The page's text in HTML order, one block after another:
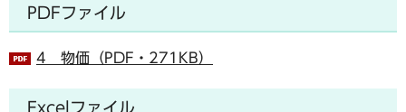
PDFファイル
4 物価（PDF・271KB）
Excelファイル